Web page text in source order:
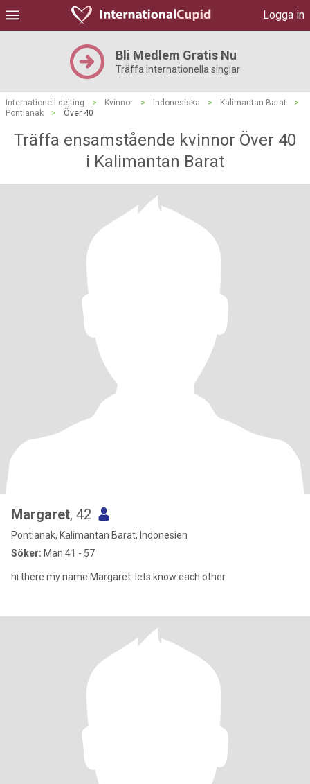
Logga in
Bli Medlem Gratis Nu
Träffa internationella singlar
Internationell dejting > Kvinnor > Indonesiska > Kalimantan Barat
>
Pontianak
> Över 40
Träffa ensamstående kvinnor Över 40
i Kalimantan Barat
Margaret, 42
Pontianak, Kalimantan Barat, Indonesien
Söker: Man 41 - 57
hi there my name Margaret. lets know each other